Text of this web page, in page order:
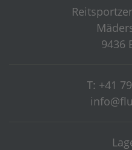
9436
T: +41